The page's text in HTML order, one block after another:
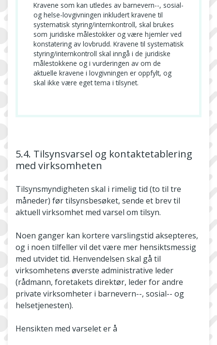
Kravene som kan utledes av barnevern--, sosial-
og helse-lovgivningen inkludert kravene til
systematisk styring/internkontroll, skal brukes
som juridiske målestokker og være hjemler ved
konstatering av lovbrudd. Kravene til systematisk
styring/internkontroll skal inngå i de juridiske
målestokkene og i vurderingen av om de
aktuelle kravene i lovgivningen er oppfylt, og
skal ikke være eget tema i tilsynet.
5.4. Tilsynsvarsel og kontaktetablering
med virksomheten
Tilsynsmyndigheten skal i rimelig tid (to til tre
måneder) før tilsynsbesøket, sende et brev til
aktuell virksomhet med varsel om tilsyn.
Noen ganger kan kortere varslingstid aksepteres,
og i noen tilfeller vil det være mer hensiktsmessig
med utvidet tid. Henvendelsen skal gå til
virksomhetens øverste administrative leder
(rådmann, foretakets direktør, leder for andre
private virksomheter i barnevern--, sosial-- og
helsetjenesten).
Hensikten med varselet er å